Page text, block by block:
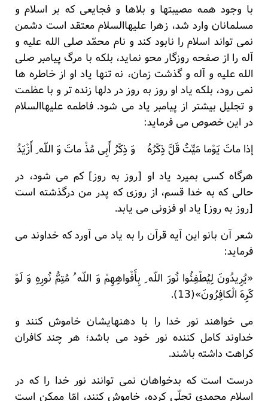
با وجود همه مصیبتها و بلاها و فجایعی که بر اسلام و
مسلمانان وارد شد، زهرا علیهاالسلام معتقد است دشمن
نمی تواند اسلام را نابود کند و نام محمّد صلی الله علیه و
آله را از صفحه روزگار محو نماید، بلکه با مرگ پیامبر صلی
الله علیه و آله و گذشت زمان، نه تنها یاد او از خاطره ها
نمی رود، بلکه یاد او روز به روز در دلها زنده تر و با عظمت
و تجلیل بیشتر از پیامبر یاد می شود. فاطمه علیهاالسلام
در این خصوص می فرماید:
إذا ماتَ یَوْما مَیِّتٌ قَلَّ ذِکْرُهُ وَ ذِکْرُ أَبِی مُذْ ماتَ وَ اللّه ِ أَزْیَدُ
هرگاه کسی بمیرد یاد او [روز به روز] کم می شود، در
حالی که به خدا قسم، از روزی که پدر من درگذشته است
[روز به روز] یاد او فزونی می یابد.
شعر آن بانو این آیه قرآن را به یاد می آورد که خداوند می
فرماید:
«یُرِیدُونَ لِیُطْفِئُوا نُورَ اللّه ِ بِأَفْواهِهِمْ وَ اللّه ُ مُتِمُّ نُورِهِ وَ لَوْ
کَرِهَ الْکافِرُونَ»(13).
می خواهند نور خدا را با دهنهایشان خاموش کنند و
خداوند کامل کننده نور خود می باشد؛ هر چند کافران
کراهت داشته باشند.
درست است که بدخواهان نمی توانند نور خدا را که در
اسلام محمدی تجلّی کرده، خاموش کنند، امّا ممکن است